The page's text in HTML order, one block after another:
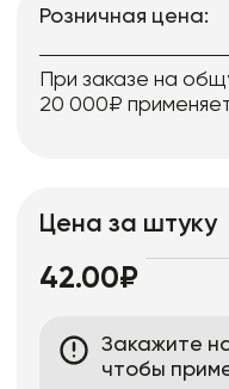
Розничная цена:
При заказе на
20 000₽
Цена за штуку
42.00₽
Закажите
чтобы